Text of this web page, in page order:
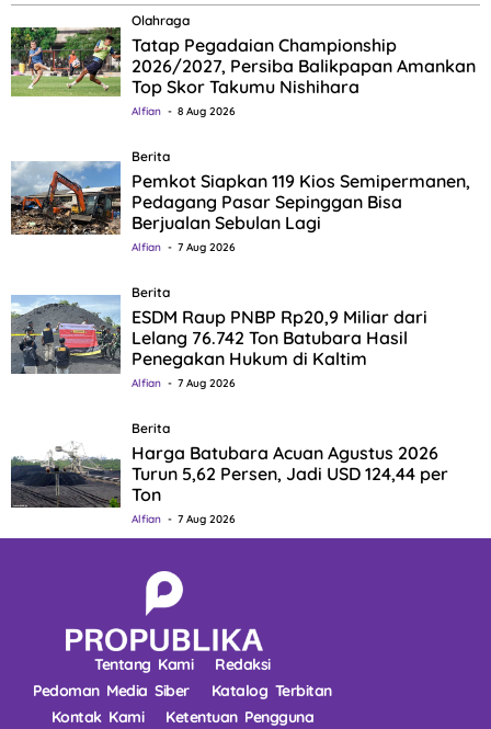
Olahraga
Tatap Pegadaian Championship
2026/2027, Persiba Balikpapan Amankan
Top Skor Takumu Nishihara
Alfian 8 Aug 2026
Berita
Pemkot Siapkan 119 Kios Semipermanen,
Pedagang Pasar Sepinggan Bisa
Berjualan Sebulan Lagi
Alfian 7 Aug 2026
Berita
ESDM Raup PNBP Rp20,9 Miliar dari
Lelang 76.742 Ton Batubara Hasil
Penegakan Hukum di Kaltim
Alfian 7 Aug 2026
Berita
Harga Batubara Acuan Agustus 2026
Turun 5,62 Persen, Jadi USD 124,44 per
Ton
Alfian 7 Aug 2026
Tentang Kami
Redaksi
Pedoman Media Siber
Katalog Terbitan
Kontak Kami
Ketentuan Pengguna